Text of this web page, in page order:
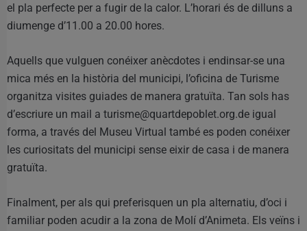
el pla perfecte per a fugir de la calor. L’horari és de dilluns a
diumenge d’11.00 a 20.00 hores.
Aquells que vulguen conéixer anècdotes i endinsar-se una
mica més en la història del municipi, l’oficina de Turisme
organitza visites guiades de manera gratuïta. Tan sols has
d’escriure un mail a turisme@quartdepoblet.org.de igual
forma, a través del Museu Virtual també es poden conéixer
les curiositats del municipi sense eixir de casa i de manera
gratuïta.
Finalment, per als qui preferisquen un pla alternatiu, d’oci i
familiar poden acudir a la zona de Molí d’Animeta. Els veïns i